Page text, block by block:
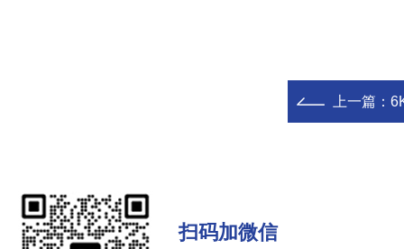
上一篇：
扫码加微信